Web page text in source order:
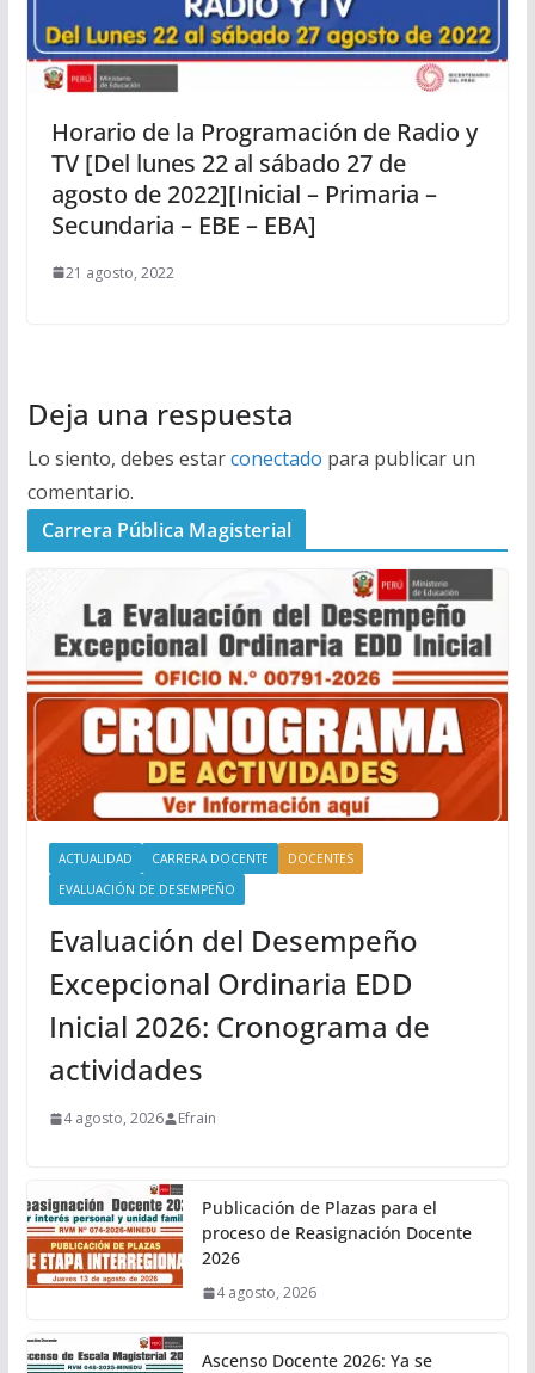
Horario de la Programación de Radio y
TV [Del lunes 22 al sábado 27 de
agosto de 2022][Inicial – Primaria –
Secundaria – EBE – EBA]
21 agosto, 2022
Deja una respuesta
Lo siento, debes estarconectado para publicar un
comentario.
Carrera Pública Magisterial
ACTUALIDAD CARRERA DOCENTE
DOCENTES
EVALUACIÓN DE DESEMPEÑO
Evaluación del Desempeño
Excepcional Ordinaria EDD
Inicial 2026: Cronograma de
actividades
4 agosto, 2026 Efrain
Publicación de Plazas para el
proceso de Reasignación Docente
2026
4 agosto, 2026
Ascenso Docente 2026: Ya se